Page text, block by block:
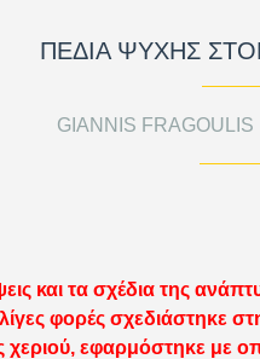
ΠΕΔΙΑ ΨΥΧΗΣ
GIANNIS FRAGOULIS
και τα σχέδια της
φορές σχεδιάστηκε
χεριού, εφαρμόστηκε με